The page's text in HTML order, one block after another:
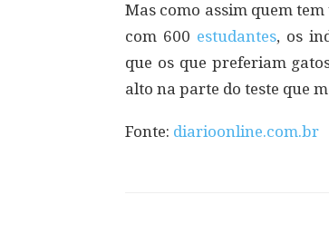
Mas como assim quem
com 600 estudantes, os
que os que preferiam
alto na parte do teste que
Fonte: diarioonline.com.br